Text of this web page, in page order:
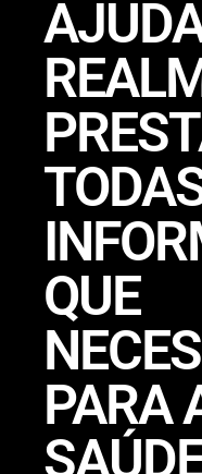
QUE
PARA